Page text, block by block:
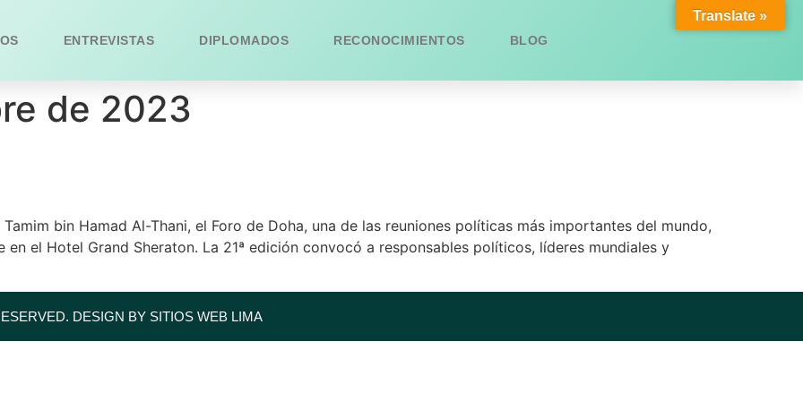
ENTREVISTAS DIPLOMADOS RECONOCIMIENTOS BLOG
de 2023
bin Hamad Al-Thani, el Foro de Doha, una de las reuniones políticas más importantes del mundo,
el Hotel Grand Sheraton. La 21ª edición convocó a responsables políticos, líderes mundiales y
DESIGN BY SITIOS WEB LIMA
Translate »